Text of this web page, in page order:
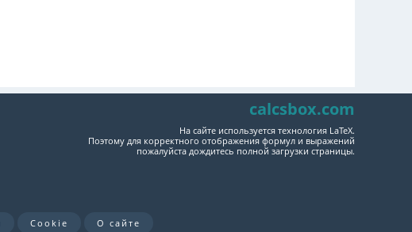
calcsbox.com
На сайте используется технология LaTeX.
Поэтому для корректного отображения формул и выражений
пожалуйста дождитесь полной загрузки страницы.
Cookie О сайте